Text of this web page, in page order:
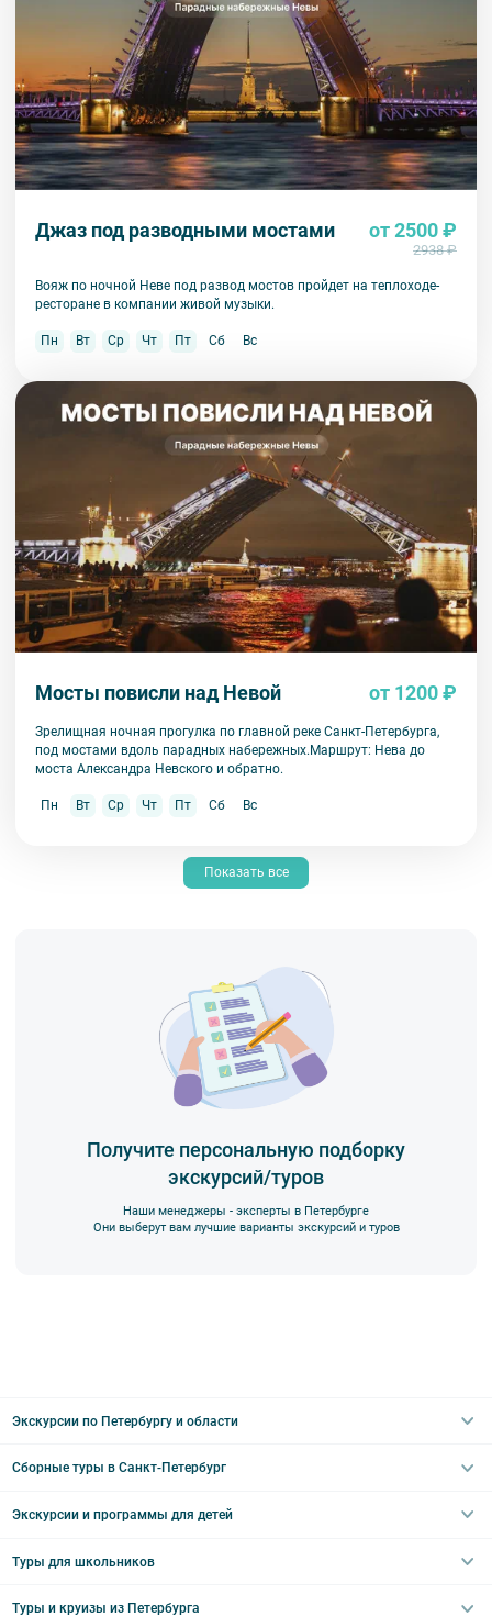
Джаз под разводными мостами от 2500 ₽
2938 ₽
Вояж по ночной Неве под развод мостов пройдет на теплоходе-
ресторане в компании живой музыки.
Пн Вт Ср Чт Пт Сб Вс
Мосты повисли над Невой от 1200 ₽
Зрелищная ночная прогулка по главной реке Санкт-Петербурга,
под мостами вдоль парадных набережных.Маршрут: Нева до
моста Александра Невского и обратно.
Пн Вт Ср Чт Пт Сб Вс
Показать все
Получите персональную подборку
экскурсий/туров
Наши менеджеры - эксперты в Петербурге
Они выберут вам лучшие варианты экскурсий и туров
Экскурсии по Петербургу и области
Интерьерные
Сборные туры в Санкт-Петербург
Туры в Санкт-Петербург на 2 дня
Экскурсии и программы для детей
Загородные экскурсии
Туры для школьников
Туры и круизы из Петербурга